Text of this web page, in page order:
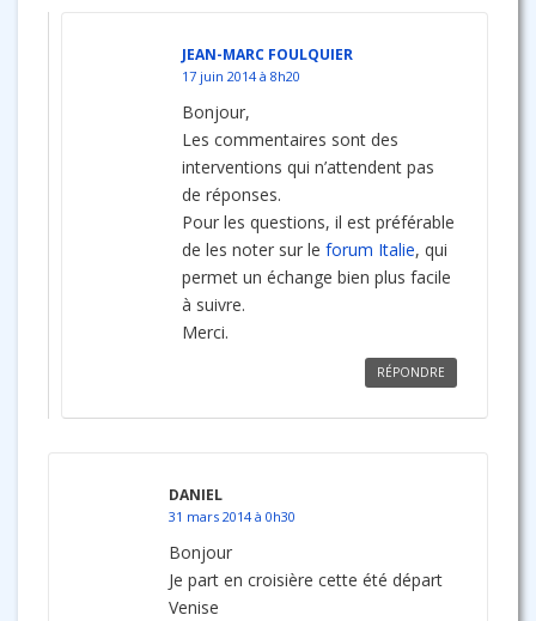
JEAN-MARC FOULQUIER
17 juin 2014 à 8h20
Bonjour,
Les commentaires sont des
interventions qui n’attendent pas
de réponses.
Pour les questions, il est préférable
de les noter sur le forum Italie, qui
permet un échange bien plus facile
à suivre.
Merci.
RÉPONDRE
DANIEL
31 mars 2014 à 0h30
Bonjour
Je part en croisière cette été départ
Venise